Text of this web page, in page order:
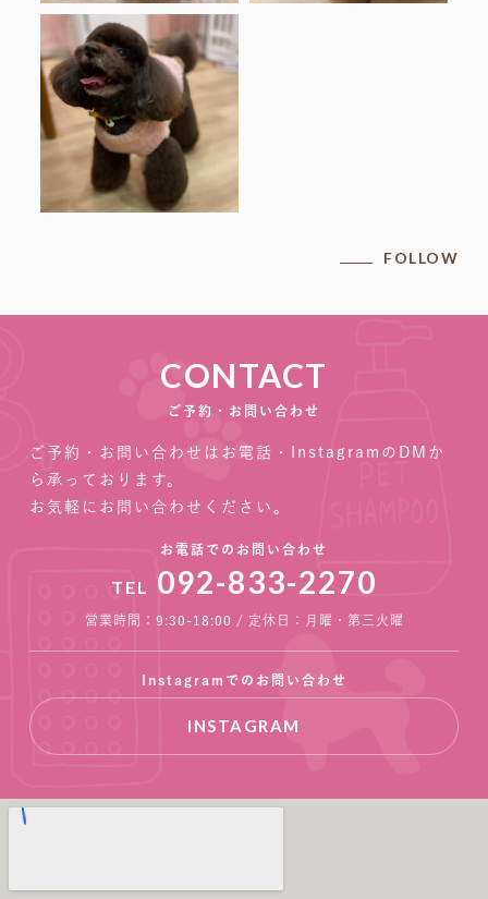
.
アメリちゃん♡
ありがとうございました♡
#ブラウンプードル...
FOLLOW
CONTACT
ご予約・お問い合わせ
ご予約・お問い合わせはお電話・InstagramのDMか
ら承っております。
お気軽にお問い合わせください。
お電話でのお問い合わせ
TEL 092-833-2270
営業時間：9:30-18:00 / 定休日：月曜・第三火曜
Instagramでのお問い合わせ
INSTAGRAM